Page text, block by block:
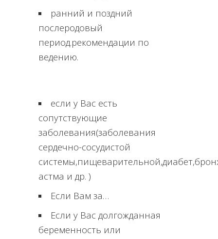
ранний и поздний
послеродовый
период.рекомендации по
ведению.
если у Вас есть
сопутствующие
заболевания(заболевания
сердечно-сосудистой
астма и др. )
Если Вам за…
Если у Вас долгожданная
беременность или